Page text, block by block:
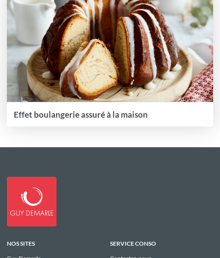
Effet boulangerie assuré à la maison
NOS SITES
SERVICE CONSO